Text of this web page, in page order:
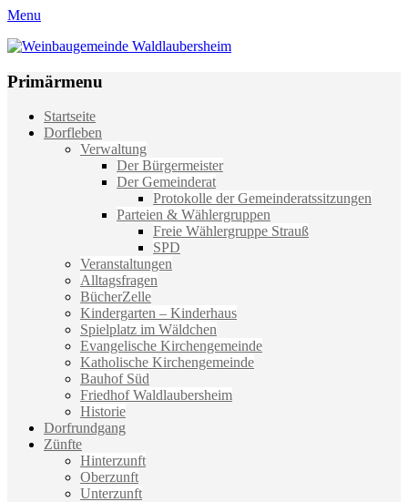
Menu
Weinbaugemeinde Waldlaubersheim
Primärmenu
Weiter
zum
Startseite
Dorfleben
Verwaltung
Der Bürgermeister
Der Gemeinderat
Protokolle der Gemeinderatssitzungen
Parteien & Wählergruppen
Freie Wählergruppe Strauß
SPD
Veranstaltungen
Alltagsfragen
BücherZelle
Kindergarten – Kinderhaus
Spielplatz im Wäldchen
Evangelische Kirchengemeinde
Katholische Kirchengemeinde
Bauhof Süd
Friedhof Waldlaubersheim
Historie
Dorfrundgang
Zünfte
Hinterzunft
Oberzunft
Unterzunft